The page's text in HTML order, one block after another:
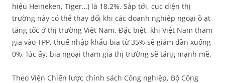
hiệu Heineken, Tiger…) là 18,2%. Sắp tới, cục diện thị
trường này có thể thay đổi khi các doanh nghiệp ngoại ồ ạt
tăng tốc ở thị trường Việt Nam. Đặc biệt, khi Việt Nam tham
gia vào TPP, thuế nhập khẩu bia từ 35% sẽ giảm dần xuống
0%, lúc ấy, bia ngoại tham gia thị trường sẽ tăng mạnh mẽ.
Theo Viện Chiến lược chính sách Công nghiệp, Bộ Công